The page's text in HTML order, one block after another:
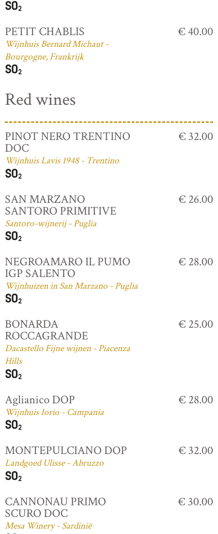
PETIT CHABLIS
Wijnhuis Bernard Michaut -
Bourgogne, Frankrijk
€ 40.00
Red wines
PINOT NERO TRENTINO
DOC
Wijnhuis Lavis 1948 - Trentino
€ 32.00
SAN MARZANO
SANTORO PRIMITIVE
Santoro-wijnerij - Puglia
€ 26.00
NEGROAMARO IL PUMO
IGP SALENTO
Wijnhuizen in San Marzano - Puglia
€ 28.00
BONARDA
ROCCAGRANDE
Dacastello Fijne wijnen - Piacenza
Hills
€ 25.00
Aglianico DOP
Wijnhuis Iorio - Campania
€ 28.00
MONTEPULCIANO DOP
Landgoed Ulisse - Abruzzo
€ 32.00
CANNONAU PRIMO
SCURO DOC
Mesa Winery - Sardinië
€ 30.00